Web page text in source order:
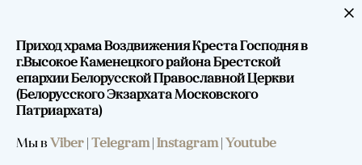
Приход храма Воздвижения Креста Господня в
г.Высокое Каменецкого района Брестской
епархии Белорусской Православной Церкви
(Белорусского Экзархата Московского
Патриархата)
Мы в Viber | Telegram| Instagram| Youtube